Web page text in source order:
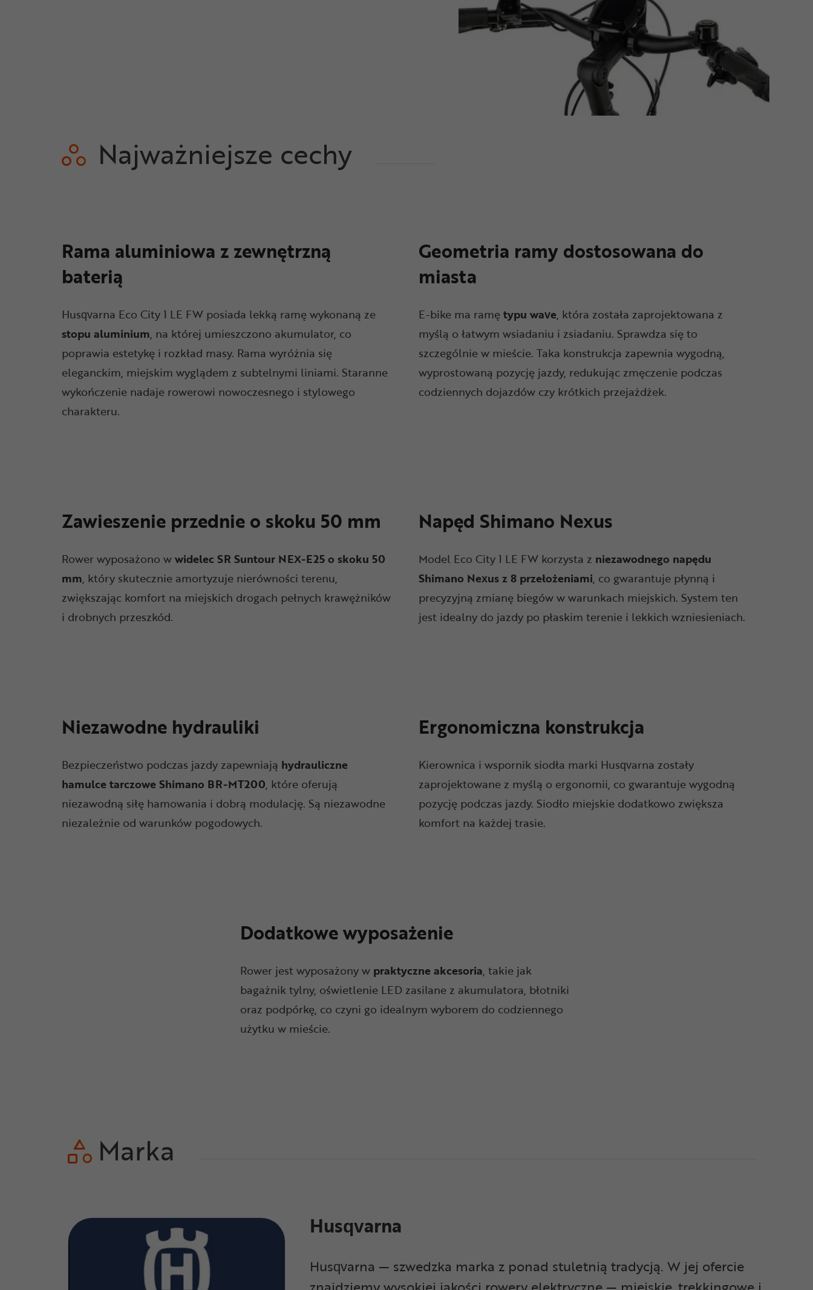
Najważniejsze cechy
Rama aluminiowa z zewnętrzną
baterią
Husqvarna Eco City 1 LE FW posiada lekką ramę wykonaną ze
stopu aluminium, na której umieszczono akumulator, co
poprawia estetykę i rozkład masy. Rama wyróżnia się
eleganckim, miejskim wyglądem z subtelnymi liniami. Staranne
wykończenie nadaje rowerowi nowoczesnego i stylowego
charakteru.
Geometria ramy dostosowana do
miasta
E-bike ma ramętypu wave, która została zaprojektowana z
myślą o łatwym wsiadaniu i zsiadaniu. Sprawdza się to
szczególnie w mieście. Taka konstrukcja zapewnia wygodną,
wyprostowaną pozycję jazdy, redukując zmęczenie podczas
codziennych dojazdów czy krótkich przejażdżek.
Zawieszenie przednie o skoku 50 mm
Rower wyposażono wwidelec SR Suntour NEX-E25 o skoku 50
mm, który skutecznie amortyzuje nierówności terenu,
zwiększając komfort na miejskich drogach pełnych krawężników
i drobnych przeszkód.
Napęd Shimano Nexus
Model Eco City 1 LE FW korzysta z niezawodnego napędu
Shimano Nexus z 8 przełożeniami, co gwarantuje płynną i
precyzyjną zmianę biegów w warunkach miejskich. System ten
jest idealny do jazdy po płaskim terenie i lekkich wzniesieniach.
Niezawodne hydrauliki
Bezpieczeństwo podczas jazdy zapewniają hydrauliczne
hamulce tarczowe Shimano BR-MT200, które oferują
niezawodną siłę hamowania i dobrą modulację. Są niezawodne
niezależnie od warunków pogodowych.
Ergonomiczna konstrukcja
Kierownica i wspornik siodła marki Husqvarna zostały
zaprojektowane z myślą o ergonomii, co gwarantuje wygodną
pozycję podczas jazdy. Siodło miejskie dodatkowo zwiększa
komfort na każdej trasie.
Dodatkowe wyposażenie
Rower jest wyposażony w praktyczne akcesoria, takie jak
bagażnik tylny, oświetlenie LED zasilane z akumulatora, błotniki
oraz podpórkę, co czyni go idealnym wyborem do codziennego
użytku w mieście.
Marka
Husqvarna
Husqvarna — szwedzka marka z ponad stuletnią tradycją. W jej ofercie